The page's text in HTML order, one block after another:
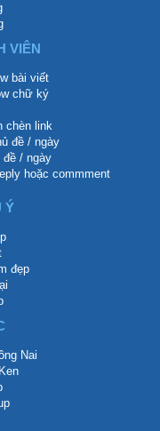
VIÊN
bài viết
chữ ký
chèn link
đề / ngày
đề / ngày
hoặc commment
Ý
đẹp
Nai